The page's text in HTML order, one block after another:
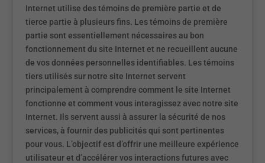
Internet utilise des témoins de première partie et de
tierce partie à plusieurs fins. Les témoins de première
partie sont essentiellement nécessaires au bon
fonctionnement du site Internet et ne recueillent aucune
de vos données personnelles identifiables. Les témoins
tiers utilisés sur notre site Internet servent
principalement à comprendre comment le site Internet
fonctionne et comment vous interagissez avec notre site
Internet. Ils servent aussi à assurer la sécurité de nos
services, à fournir des publicités qui sont pertinentes
pour vous. L’objectif est d’offrir une meilleure expérience
utilisateur et d’accélérer vos interactions futures avec